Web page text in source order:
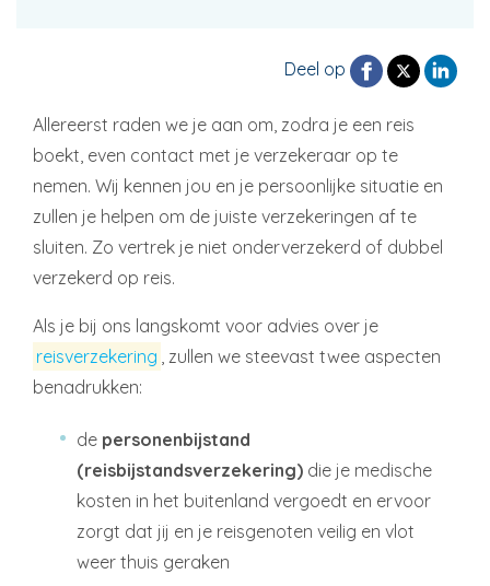
Deel op
Allereerst raden we je aan om, zodra je een reis
boekt, even contact met je verzekeraar op te
nemen. Wij kennen jou en je persoonlijke situatie en
zullen je helpen om de juiste verzekeringen af te
sluiten. Zo vertrek je niet onderverzekerd of dubbel
verzekerd op reis.
Als je bij ons langskomt voor advies over je
reisverzekering , zullen we steevast twee aspecten
benadrukken:
de personenbijstand
(reisbijstandsverzekering) die je medische
kosten in het buitenland vergoedt en ervoor
zorgt dat jij en je reisgenoten veilig en vlot
weer thuis geraken